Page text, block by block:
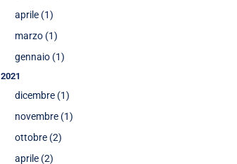
aprile (1)
marzo (1)
gennaio (1)
2021
dicembre (1)
novembre (1)
ottobre (2)
aprile (2)